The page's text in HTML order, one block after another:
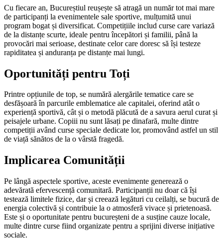
Cu fiecare an, Bucureștiul reușește să atragă un număr tot mai mare
de participanți la evenimentele sale sportive, mulțumită unui
program bogat și diversificat. Competițiile includ curse care variază
de la distanțe scurte, ideale pentru începători și familii, până la
provocări mai serioase, destinate celor care doresc să își testeze
rapiditatea și anduranța pe distanțe mai lungi.
Oportunități pentru Toți
Printre opțiunile de top, se numără alergările tematice care se
desfășoară în parcurile emblematice ale capitalei, oferind atât o
experiență sportivă, cât și o metodă plăcută de a savura aerul curat și
peisajele urbane. Copiii nu sunt lăsați pe dinafară, multe dintre
competiții având curse speciale dedicate lor, promovând astfel un stil
de viață sănătos de la o vârstă fragedă.
Implicarea Comunității
Pe lângă aspectele sportive, aceste evenimente generează o
adevărată efervescență comunitară. Participanții nu doar că își
testează limitele fizice, dar și creează legături cu ceilalți, se bucură de
energia colectivă și contribuie la o atmosferă vivace și prietenoasă.
Este și o oportunitate pentru bucureșteni de a susține cauze locale,
multe dintre curse fiind organizate pentru a sprijini diverse inițiative
sociale.